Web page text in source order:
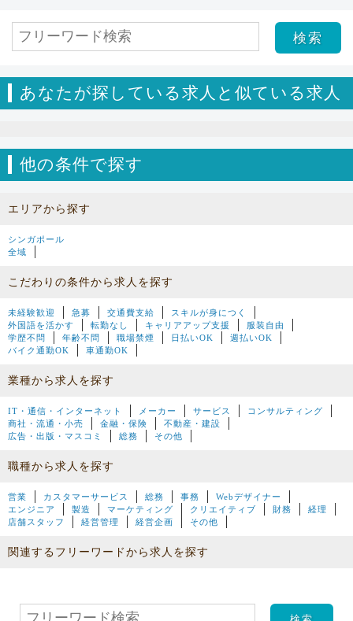
あなたが探している求人と似ている求人
他の条件で探す
エリアから探す
シンガポール
全域
こだわりの条件から求人を探す
未経験歓迎 急募 交通費支給
スキルが身につく
外国語を活かす
転勤なし キャリアアップ支援
服装自由
学歴不問
年齢不問 職場禁煙 日払いOK
週払いOK
バイク通勤OK
車通勤OK
業種から求人を探す
IT・通信・インターネット メーカー サービス
コンサルティング
商社・流通・小売
金融・保険
不動産・建設
広告・出版・マスコミ
総務 その他
職種から求人を探す
営業 カスタマーサービス 総務 事務
Webデザイナー
エンジニア
製造 マーケティング クリエイティブ 財務
経理
店舗スタッフ
経営管理 経営企画 その他
関連するフリーワードから求人を探す